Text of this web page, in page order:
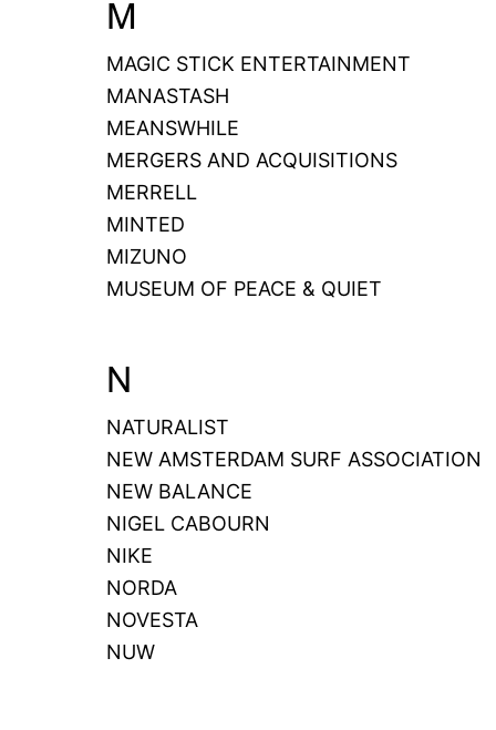
M
MAGIC STICK ENTERTAINMENT
MANASTASH
MEANSWHILE
MERGERS AND ACQUISITIONS
MERRELL
MINTED
MIZUNO
MUSEUM OF PEACE & QUIET
N
NATURALIST
NEW AMSTERDAM SURF ASSOCIATION
NEW BALANCE
NIGEL CABOURN
NIKE
NORDA
NOVESTA
NUW